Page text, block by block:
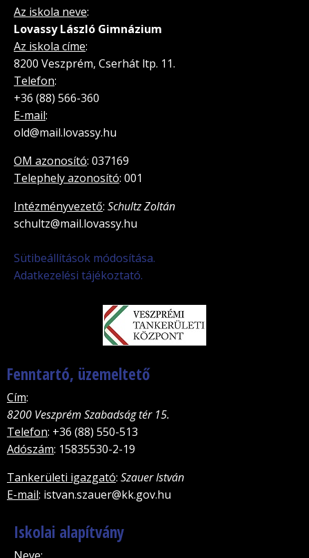
Az iskola neve:
Lovassy László Gimnázium
Az iskola címe:
8200 Veszprém, Cserhát ltp. 11.
Telefon:
+36 (88) 566-360
E-mail:
old@mail.lovassy.hu
OM azonosító: 037169
Telephely azonosító: 001
Intézményvezető: Schultz Zoltán
schultz@mail.lovassy.hu
Sütibeállítások módosítása.
Adatkezelési tájékoztató.
Fenntartó, üzemeltető
Cím:
8200 Veszprém Szabadság tér 15.
Telefon: +36 (88) 550-513
Adószám: 15835530-2-19
Tankerületi igazgató: Szauer István
E-mail: istvan.szauer@kk.gov.hu
Iskolai alapítvány